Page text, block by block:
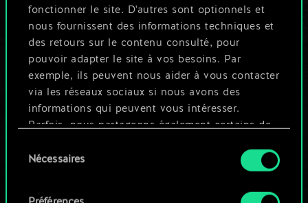
fonctionner le site. D'autres sont optionnels et
nous fournissent des informations techniques et
des retours sur le contenu consulté, pour
pouvoir adapter le site à vos besoins. Par
exemple, ils peuvent nous aider à vous contacter
via les réseaux sociaux si nous avons des
informations qui peuvent vous intéresser.
Parfois, nous partageons également certains de
ces cookies optionnels ne seront appliqués
duNécessaires
Nommer ce jeu et créer un guide
Modifier le jeu
OU
Parcourir les jeux de la communauté